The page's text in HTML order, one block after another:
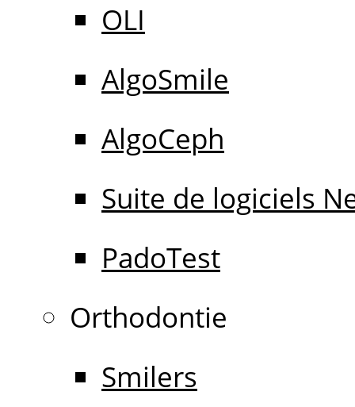
OLI
AlgoSmile
AlgoCeph
Suite de logiciels
PadoTest
Orthodontie
Smilers